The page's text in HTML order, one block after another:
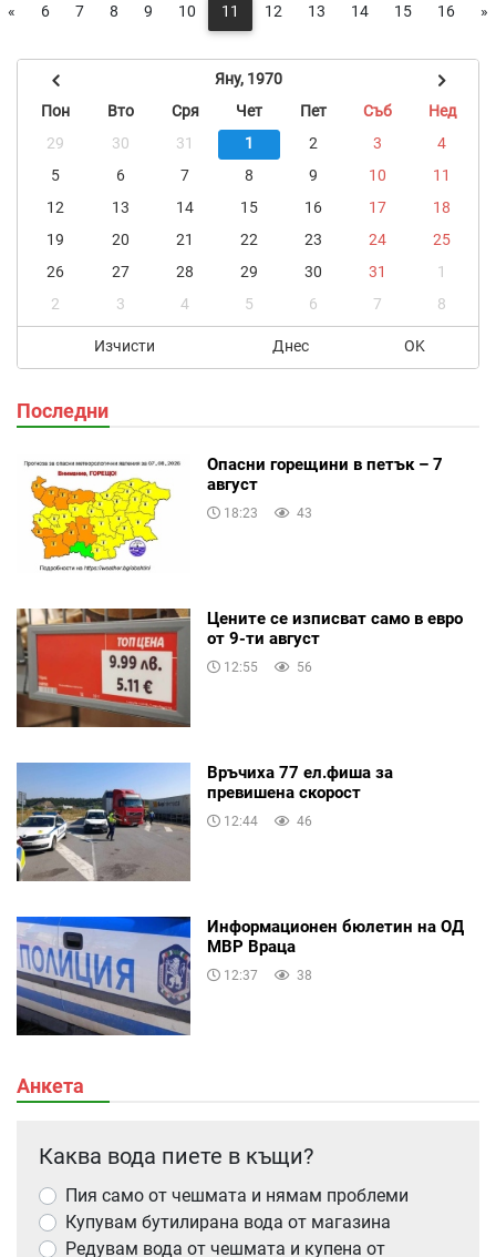
« 6 7 8 9 10 11 12 13 14 15 16 »
Яну, 1970
Пон
Вто Сря Чет Пет Съб
Нед
29
30 31 1 2 3
4
5
6 7 8 9 10
11
12
13 14 15 16 17
18
19
20 21 22 23 24
25
26
27 28 29 30 31
1
2
3 4 5 6 7 8
Изчисти Днес OK
Последни
Опасни горещини в петък – 7
август
18:23 43
Цените се изписват само в евро
от 9-ти август
12:55 56
Връчиха 77 ел.фиша за
превишена скорост
12:44 46
Информационен бюлетин на ОД
МВР Враца
12:37 38
Анкета
Каква вода пиете в къщи?
Пия само от чешмата и нямам проблеми
Купувам бутилирана вода от магазина
Редувам вода от чешмата и купена от